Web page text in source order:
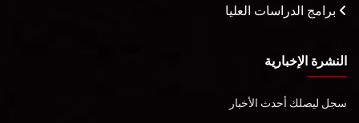
برامج الدراسات العليا
النشرة الإخبارية
سجل ليصلك أحدث الأخبار